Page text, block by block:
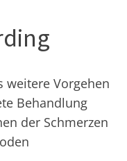
weitere Vorgehen
Behandlung
der Schmerzen